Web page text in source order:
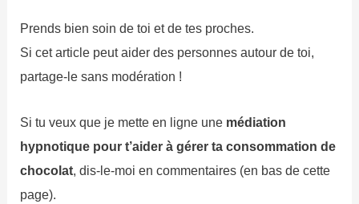
Prends bien soin de toi et de tes proches.
Si cet article peut aider des personnes autour de toi,
partage-le sans modération !
Si tu veux que je mette en ligne une médiation
hypnotique pour t’aider à gérer ta consommation de
chocolat, dis-le-moi en commentaires (en bas de cette
page).